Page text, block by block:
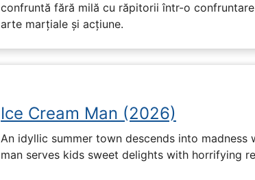
confruntă fără milă cu răpitorii într-o
arte marțiale și acțiune.
Ice Cream Man (2026)
An idyllic summer town descends into madness
man serves kids sweet delights with horrifying